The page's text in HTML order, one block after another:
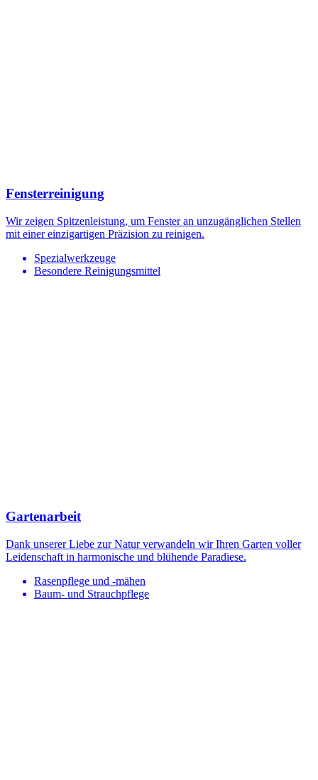
Fensterreinigung
Wir zeigen Spitzenleistung, um Fenster an unzugänglichen Stellen
mit einer einzigartigen Präzision zu reinigen.
Spezialwerkzeuge
Besondere Reinigungsmittel
Gartenarbeit
Dank unserer Liebe zur Natur verwandeln wir Ihren Garten voller
Leidenschaft in harmonische und blühende Paradiese.
Rasenpflege und -mähen
Baum- und Strauchpflege